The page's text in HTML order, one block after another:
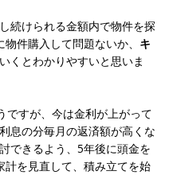
続けられる金額内で物件を探
件購入して問題ないか、 キ
くとわかりやすいと思いま
ですが、今は金利が上がって
息の分毎月の返済額が高くな
できるよう、5年後に頭金を
を見直して、積み立てを始